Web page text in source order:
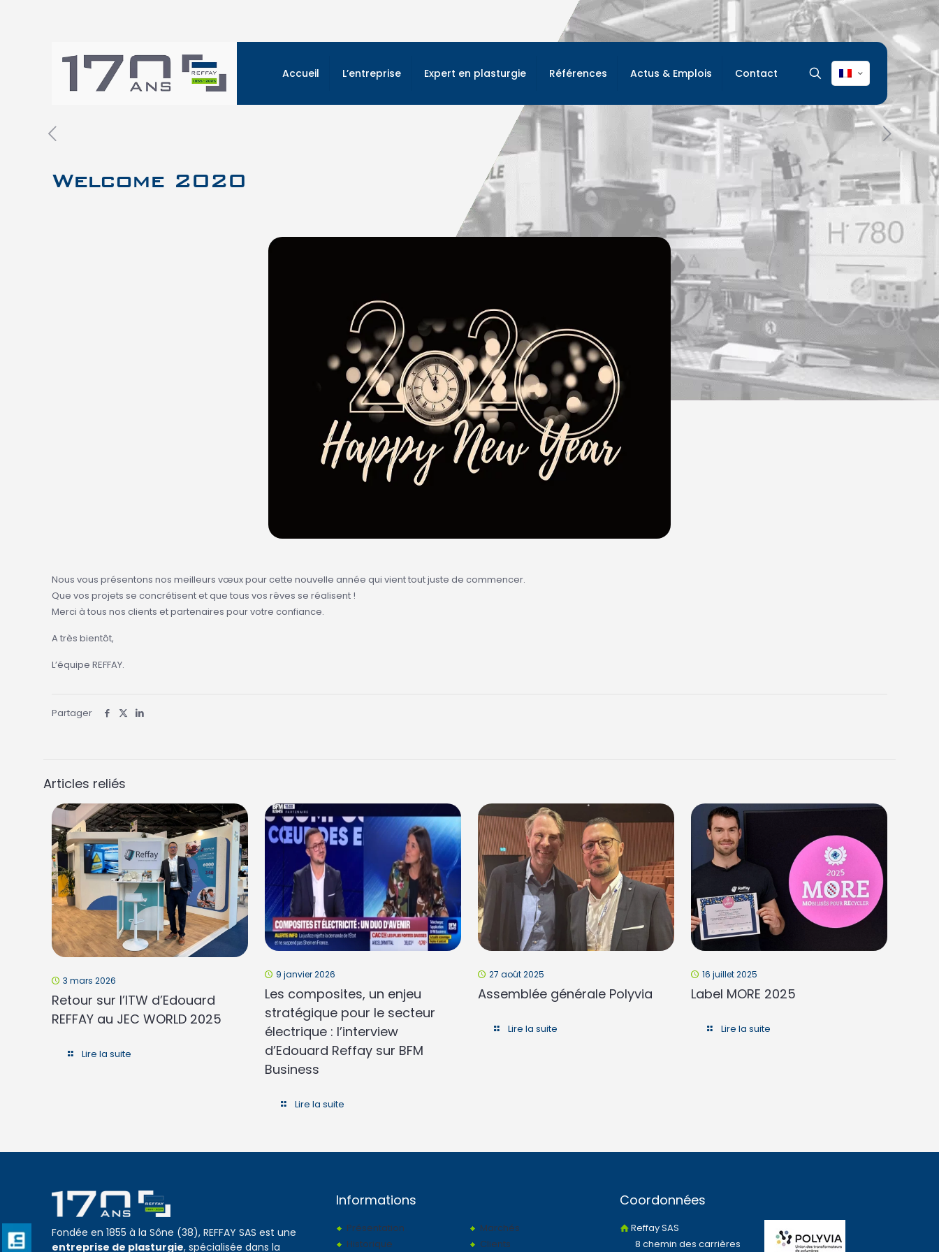
Accueil L’entreprise Expert en plasturgie Références Actus & Emplois Contact
Welcome 2020
Nous vous présentons nos meilleurs vœux pour cette nouvelle année qui vient tout juste de commencer.
Que vos projets se concrétisent et que tous vos rêves se réalisent !
Merci à tous nos clients et partenaires pour votre confiance.
A très bientôt,
L’équipe REFFAY.
Partager
Articles reliés
3 mars 2026
Retour sur l’ITW d’Edouard
REFFAY au JEC WORLD 2025
Lire la suite
9 janvier 2026
Les composites, un enjeu
stratégique pour le secteur
électrique : l’interview
d’Edouard Reffay sur BFM
Business
Lire la suite
27 août 2025
Assemblée générale Polyvia
Lire la suite
16 juillet 2025
Label MORE 2025
Lire la suite
Fondée en 1855 à la Sône (38), REFFAY SAS est une
entreprise de plasturgie, spécialisée dans la
Informations
Présentation
Historique
Marchés
Clients
Coordonnées
Reffay SAS
8 chemin des carrières